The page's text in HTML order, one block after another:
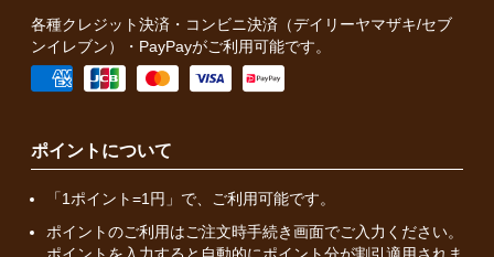
各種クレジット決済・コンビニ決済（デイリーヤマザキ/セブ
ンイレブン）・PayPayがご利用可能です。
ポイントについて
「1ポイント=1円」で、ご利用可能です。
ポイントのご利用はご注文時手続き画面でご入力ください。
ポイントを入力すると自動的にポイント分が割引適用されま